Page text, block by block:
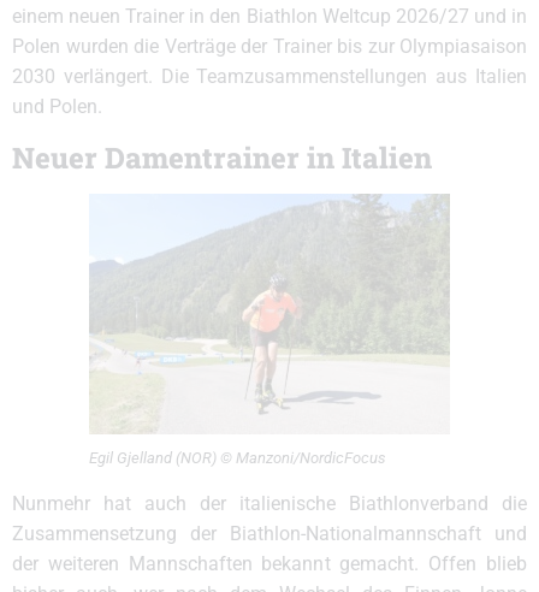
einem neuen Trainer in den Biathlon Weltcup 2026/27 und in
Polen wurden die Verträge der Trainer bis zur Olympiasaison
2030 verlängert. Die Teamzusammenstellungen aus Italien
und Polen.
Neuer Damentrainer in Italien
Egil Gjelland (NOR) © Manzoni/NordicFocus
Nunmehr hat auch der italienische Biathlonverband die
Zusammensetzung der Biathlon-Nationalmannschaft und
der weiteren Mannschaften bekannt gemacht. Offen blieb